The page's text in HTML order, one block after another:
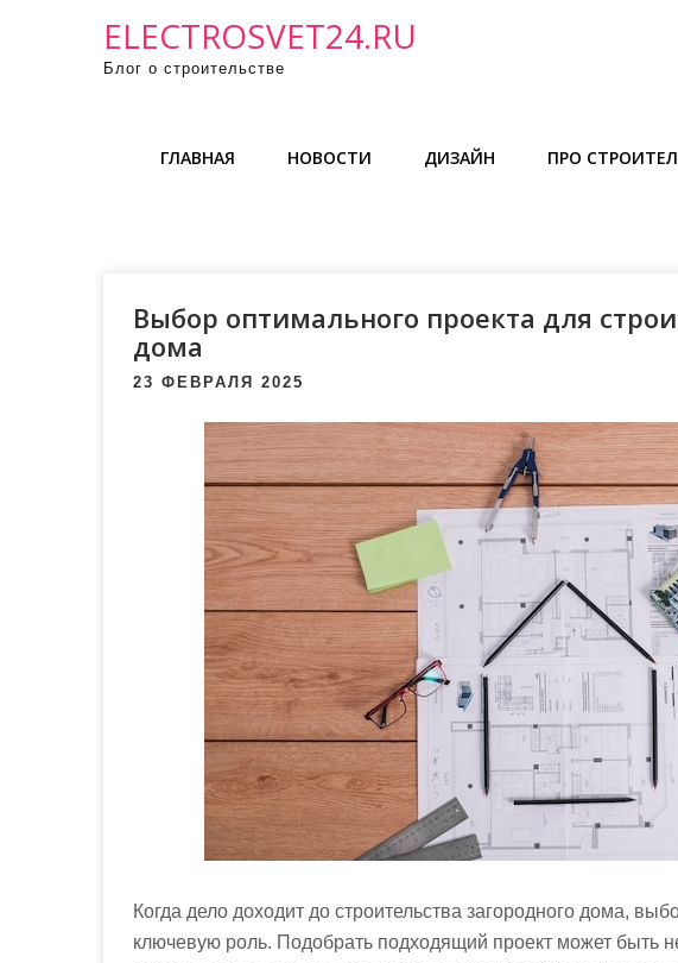
ELECTROSVET24.RU
Блог о строительстве
ГЛАВНАЯ НОВОСТИ ДИЗАЙН ПРО
Выбор оптимального проекта для
дома
23 ФЕВРАЛЯ 2025
Когда дело доходит до строительства загородного дома,
ключевую роль. Подобрать подходящий проект может быть